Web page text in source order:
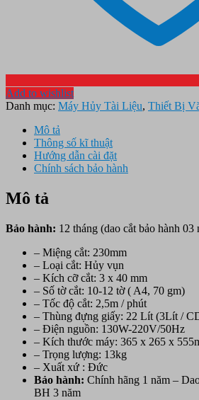
Add to wishlist
Danh mục: Máy Hủy Tài Liệu, Thiết Bị
Mô tả
Thông số kĩ thuật
Hướng dẫn cài đặt
Chính sách bảo hành
Mô tả
Bảo hành: 12 tháng (dao cắt bảo hành 03
– Miệng cắt: 230mm
– Loại cắt: Hủy vụn
– Kích cỡ cắt: 3 x 40 mm
– Số tờ cắt: 10-12 tờ ( A4, 70 gm)
– Tốc độ cắt: 2,5m / phút
– Thùng đựng giấy: 22 Lít (3Lít /
– Điện nguồn: 130W-220V/50Hz
– Kích thước máy: 365 x 265 x
– Trọng lượng: 13kg
– Xuất xứ : Đức
Bảo hành: Chính hãng 1 năm –
BH 3 năm